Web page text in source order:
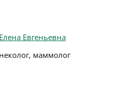
Евгеньевна
маммолог